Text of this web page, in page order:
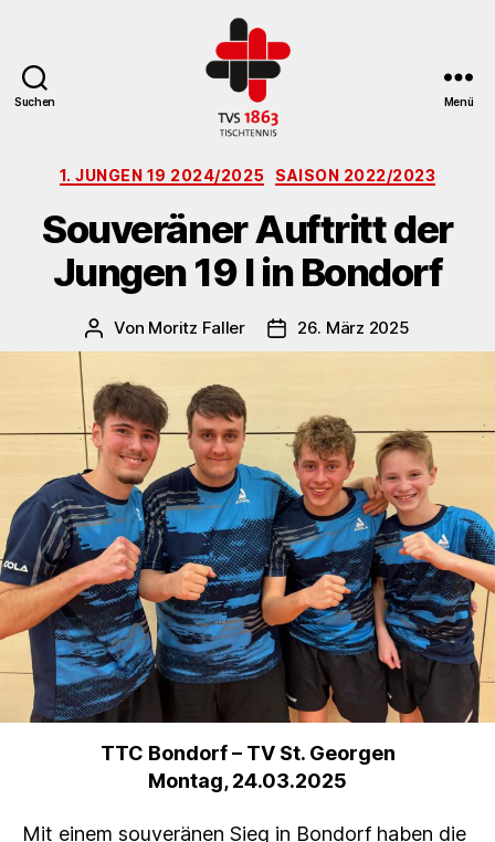
Suchen
St.
Tischtennisabteilung
Menü
Kategorien
1. JUNGEN 19 2024/2025 SAISON 2022/2023
Souveräner Auftritt der
Jungen 19 I in Bondorf
Beitragsautor
Von Moritz Faller Veröffentlichungsdatum
26. März 2025
TTC Bondorf– TV St. Georgen
Montag, 24.03.2025
Mit einem souveränen Sieg in Bondorf haben die